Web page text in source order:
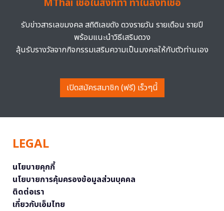
MThai เชื่อในสิ่งที่ทำ ทำในสิ่งที่เชื่อ
รับข่าวสารเลขมงคล สถิติเลขดัง ดวงรายวัน รายเดือน รายปี
พร้อมแนะนำวิธีเสริมดวง
ลุ้นรับรางวัลจากกิจกรรมเสริมความเป็นมงคลให้กับตัวท่านเอง
เปิดสมัครสมาชิก (ฟรี) เร็วๆนี้
LEGAL
นโยบายคุกกี้
นโยบายการคุ้มครองข้อมูลส่วนบุคคล
ติดต่อเรา
เกี่ยวกับเอ็มไทย